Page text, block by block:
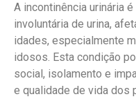
A incontinência urinária
involuntária de urina,
idades, especialmente
idosos. Esta condição
social, isolamento e
e qualidade de vida dos